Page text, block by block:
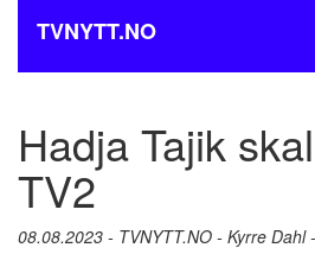
TVNYTT.NO
Hadja Tajik
TV2
08.08.2023 - TVNYTT.NO - Kyrre Dahl